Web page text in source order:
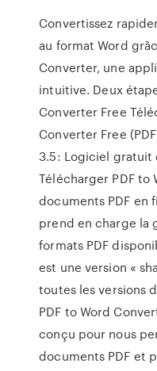
Convertissez
au format Word
Converter, une
intuitive. Deux
Converter Free
Converter Free
3.5: Logiciel gratuit
Télécharger PDF to
documents PDF en
prend en charge la
formats PDF
est une version «
toutes les versions
PDF to Word
conçu pour nous
documents PDF et